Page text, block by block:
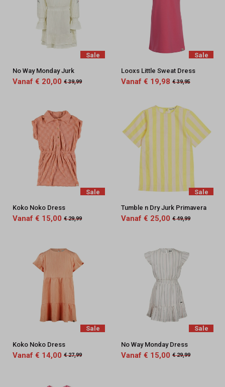
Sale
No Way Monday Jurk
Vanaf € 20,00 € 39,99
Sale
Looxs Little Sweat Dress
Vanaf € 19,98 € 39,95
Sale
Koko Noko Dress
Vanaf € 15,00 € 29,99
Sale
Tumble n Dry Jurk Primavera
Vanaf € 25,00 € 49,99
Sale
Koko Noko Dress
Vanaf € 14,00 € 27,99
Sale
No Way Monday Dress
Vanaf € 15,00 € 29,99